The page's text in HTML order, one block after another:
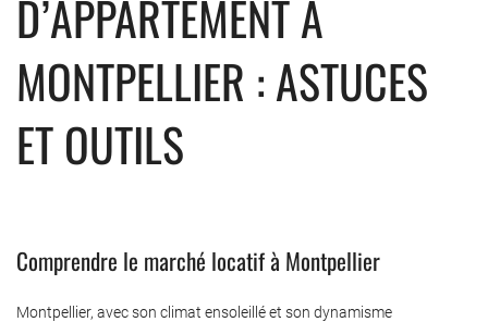
D’APPARTEMENT À
MONTPELLIER : ASTUCES
ET OUTILS
Comprendre le marché locatif à Montpellier
Montpellier, avec son climat ensoleillé et son dynamisme